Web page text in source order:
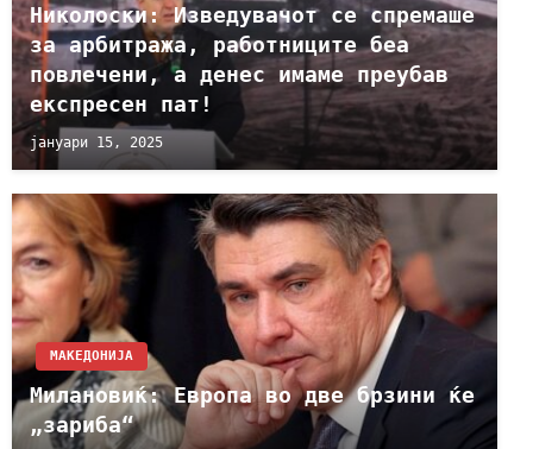
Николоски: Изведувачот се спремаше
за арбитража, работниците беа
повлечени, а денес имаме преубав
експресен пат!
јануари 15, 2025
МАКЕДОНИЈА
Милановиќ: Европа во две брзини ќе
„зариба“